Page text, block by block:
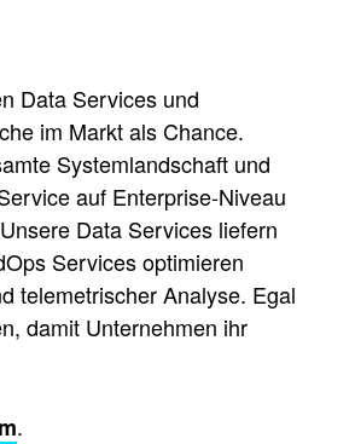
Data Services und
im Markt als Chance.
Systemlandschaft und
auf Enterprise-Niveau
Data Services liefern
Services optimieren
telemetrischer Analyse. Egal
damit Unternehmen ihr
.